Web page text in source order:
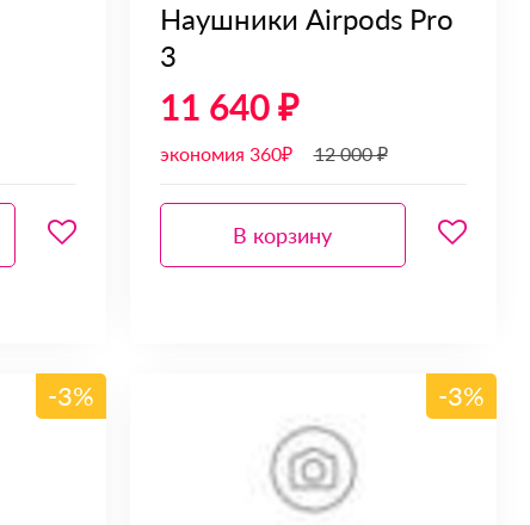
Наушники Airpods Pro
3
11 640 ₽
экономия 360₽ 12 000 ₽
В корзину
-3% -3%